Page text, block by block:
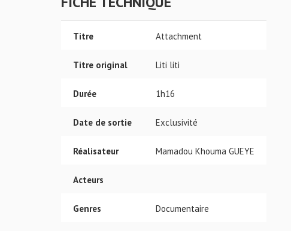
Titre Attachment
Titre original Liti liti
Durée 1h16
Date de sortie Exclusivité
Réalisateur Mamadou Khouma GUEYE
Acteurs
Genres Documentaire